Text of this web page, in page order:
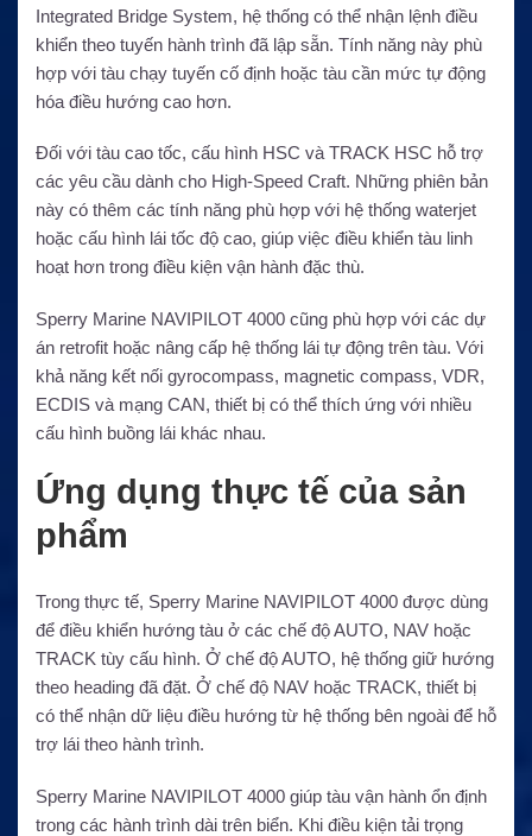
Integrated Bridge System, hệ thống có thể nhận lệnh điều
khiển theo tuyến hành trình đã lập sẵn. Tính năng này phù
hợp với tàu chạy tuyến cố định hoặc tàu cần mức tự động
hóa điều hướng cao hơn.
Đối với tàu cao tốc, cấu hình HSC và TRACK HSC hỗ trợ
các yêu cầu dành cho High-Speed Craft. Những phiên bản
này có thêm các tính năng phù hợp với hệ thống waterjet
hoặc cấu hình lái tốc độ cao, giúp việc điều khiển tàu linh
hoạt hơn trong điều kiện vận hành đặc thù.
Sperry Marine NAVIPILOT 4000 cũng phù hợp với các dự
án retrofit hoặc nâng cấp hệ thống lái tự động trên tàu. Với
khả năng kết nối gyrocompass, magnetic compass, VDR,
ECDIS và mạng CAN, thiết bị có thể thích ứng với nhiều
cấu hình buồng lái khác nhau.
Ứng dụng thực tế của sản
phẩm
Trong thực tế, Sperry Marine NAVIPILOT 4000 được dùng
để điều khiển hướng tàu ở các chế độ AUTO, NAV hoặc
TRACK tùy cấu hình. Ở chế độ AUTO, hệ thống giữ hướng
theo heading đã đặt. Ở chế độ NAV hoặc TRACK, thiết bị
có thể nhận dữ liệu điều hướng từ hệ thống bên ngoài để hỗ
trợ lái theo hành trình.
Sperry Marine NAVIPILOT 4000 giúp tàu vận hành ổn định
trong các hành trình dài trên biển. Khi điều kiện tải trọng